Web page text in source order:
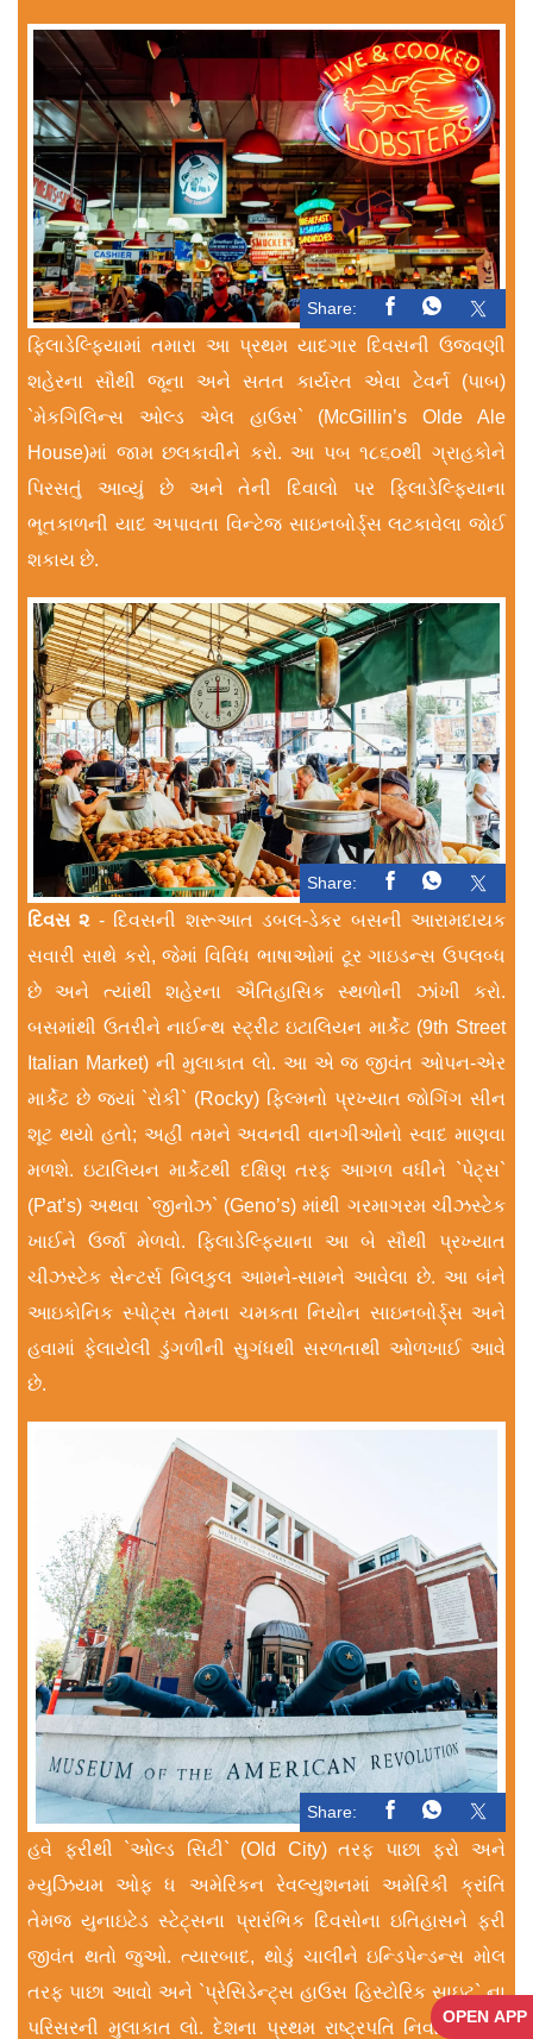
OPEN APP
Share:
ફિલાડેલ્ફિયામાં તમારા આ પ્રથમ યાદગાર દિવસની ઉજવણી
શહેરના સૌથી જૂના અને સતત કાર્યરત એવા ટેવર્ન (પાબ)
`મેકગિલિન્સ ઓલ્ડ એલ હાઉસ` (McGillin’s Olde Ale
House)માં જામ છલકાવીને કરો. આ પબ ૧૮૬૦થી ગ્રાહકોને
પિરસતું આવ્યું છે અને તેની દિવાલો પર ફિલાડેલ્ફિયાના
ભૂતકાળની યાદ અપાવતા વિન્ટેજ સાઇનબોર્ડ્સ લટકાવેલા જોઈ
શકાય છે.
Share:
દિવસ ૨ - દિવસની શરૂઆત ડબલ-ડેકર બસની આરામદાયક
સવારી સાથે કરો, જેમાં વિવિધ ભાષાઓમાં ટૂર ગાઇડન્સ ઉપલબ્ધ
છે અને ત્યાંથી શહેરના ઐતિહાસિક સ્થળોની ઝાંખી કરો.
બસમાંથી ઉતરીને નાઈન્થ સ્ટ્રીટ ઇટાલિયન માર્કેટ (9th Street
Italian Market) ની મુલાકાત લો. આ એ જ જીવંત ઓપન-એર
માર્કેટ છે જ્યાં `રોકી` (Rocky) ફિલ્મનો પ્રખ્યાત જોગિંગ સીન
શૂટ થયો હતો; અહીં તમને અવનવી વાનગીઓનો સ્વાદ માણવા
મળશે. ઇટાલિયન માર્કેટથી દક્ષિણ તરફ આગળ વધીને `પેટ્સ`
(Pat’s) અથવા `જીનોઝ` (Geno’s) માંથી ગરમાગરમ ચીઝસ્ટેક
ખાઈને ઉર્જા મેળવો. ફિલાડેલ્ફિયાના આ બે સૌથી પ્રખ્યાત
ચીઝસ્ટેક સેન્ટર્સ બિલકુલ આમને-સામને આવેલા છે. આ બંને
આઇકોનિક સ્પોટ્સ તેમના ચમકતા નિયોન સાઇનબોર્ડ્સ અને
હવામાં ફેલાયેલી ડુંગળીની સુગંધથી સરળતાથી ઓળખાઈ આવે
છે.
Share:
હવે ફરીથી `ઓલ્ડ સિટી` (Old City) તરફ પાછા ફરો અને
મ્યુઝિયમ ઓફ ધ અમેરિકન રેવલ્યુશનમાં અમેરિકી ક્રાંતિ
તેમજ યુનાઇટેડ સ્ટેટ્સના પ્રારંભિક દિવસોના ઇતિહાસને ફરી
જીવંત થતો જુઓ. ત્યારબાદ, થોડું ચાલીને ઇન્ડિપેન્ડન્સ મોલ
તરફ પાછા આવો અને `પ્રેસિડેન્ટ્સ હાઉસ હિસ્ટોરિક સાઇટ` ના
પરિસરની મુલાકાત લો. દેશના પ્રથમ રાષ્ટ્રપતિ નિવાસ તરીકે